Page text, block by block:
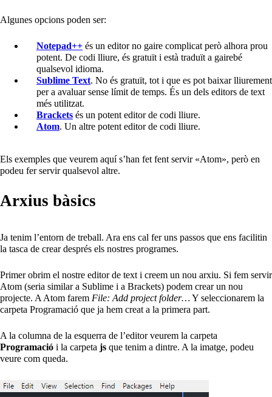
Algunes opcions poden ser:
Notepad++ és un editor no gaire complicat però alhora prou
potent. De codi lliure, és gratuït i està traduït a gairebé
qualsevol idioma.
Sublime Text. No és gratuït, tot i que es pot baixar lliurement
per a avaluar sense límit de temps. És un dels editors de text
més utilitzat.
Brackets és un potent editor de codi lliure.
Atom. Un altre potent editor de codi lliure.
Els exemples que veurem aquí s’han fet fent servir «Atom», però en
podeu fer servir qualsevol altre.
Arxius bàsics
Ja tenim l’entorn de treball. Ara ens cal fer uns passos que ens facilitin
la tasca de crear després els nostres programes.
Primer obrim el nostre editor de text i creem un nou arxiu. Si fem servir
Atom (seria similar a Sublime i a Brackets) podem crear un nou
projecte. A Atom farem File: Add project folder… Y seleccionarem la
carpeta Programació que ja hem creat a la primera part.
A la columna de la esquerra de l’editor veurem la carpeta
Programació i la carpeta js que tenim a dintre. A la imatge, podeu
veure com queda.